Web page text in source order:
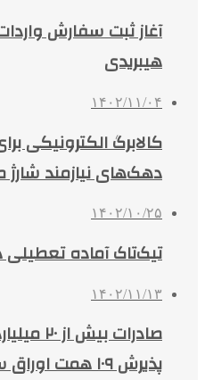
آغاز ثبت سفارش
هیبریدی
۱۴۰۲/۱۱/۰۴
دهک‌های نیازمند
۱۴۰۲/۱۰/۲۵
تیک‌تاک آماده
۱۴۰۲/۱۱/۱۳
صادرات
پذیرش ۱۰۹ همت